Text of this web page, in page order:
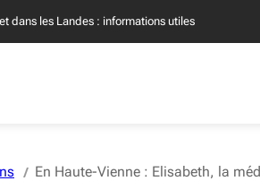
contacts et démarches
En Haute-Vienne : Elisabeth, la